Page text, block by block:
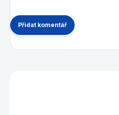
Přidat komentář